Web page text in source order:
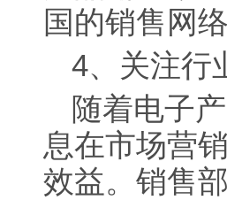
国的销售网
4、关注行
随着电子
息在市场营
效益。销售